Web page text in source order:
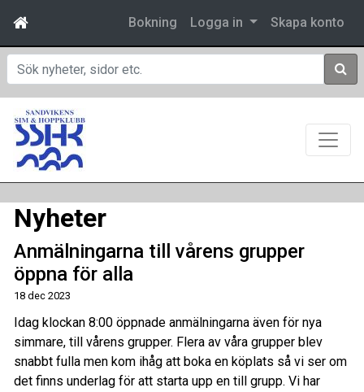
Bokning Logga in Skapa konto
Sök
Nyheter
Anmälningarna till vårens grupper
öppna för alla
18 dec 2023
Idag klockan 8:00 öppnade anmälningarna även för nya
simmare, till vårens grupper. Flera av våra grupper blev
snabbt fulla men kom ihåg att boka en köplats så vi ser om
det finns underlag för att starta upp en till grupp. Vi har